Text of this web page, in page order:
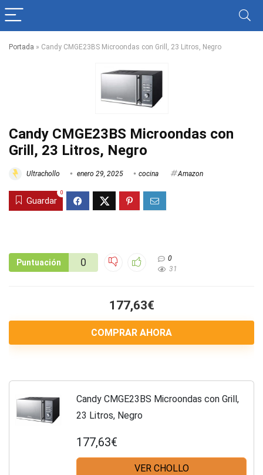
Portada » Candy CMGE23BS Microondas con Grill, 23 Litros, Negro
Candy CMGE23BS Microondas con
Grill, 23 Litros, Negro
Ultrachollo enero 29, 2025 cocina Amazon
Guardar
0
Puntuación 0
0
31
177,63€
COMPRAR AHORA
Candy CMGE23BS Microondas con Grill,
23 Litros, Negro
177,63€
VER CHOLLO